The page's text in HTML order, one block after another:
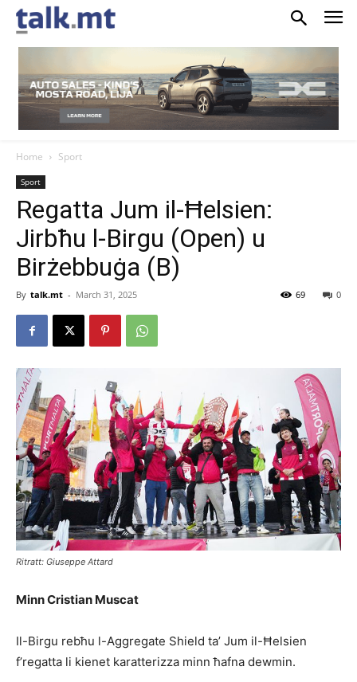
Home Sport
Sport
Regatta Jum il-Ħelsien:
Jirbħu l-Birgu (Open) u
Birżebbuġa (B)
By talk.mt - March 31, 2025 0
69
Ritratt: Giuseppe Attard
Minn Cristian Muscat
Il-Birgu rebħu l-Aggregate Shield ta’ Jum il-Ħelsien
f’regatta li kienet karatterizza minn ħafna dewmin.